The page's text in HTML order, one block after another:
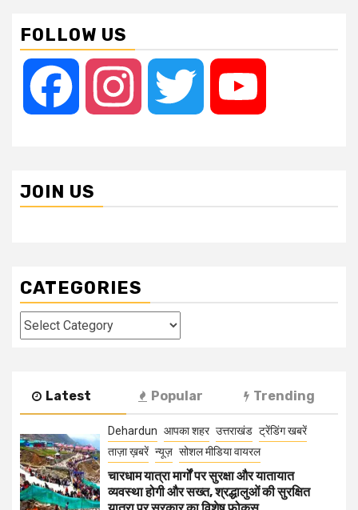
FOLLOW US
Facebook Instagram Twitter
JOIN US
CATEGORIES
Categories
Latest Popular Trending
Dehardun आपका शहर उत्तराखंड ट्रेंडिंग खबरें
ताज़ा ख़बरें न्यूज़ सोशल मीडिया वायरल
चारधाम यात्रा मार्गों पर सुरक्षा और यातायात
व्यवस्था होगी और सख्त, श्रद्धालुओं की सुरक्षित